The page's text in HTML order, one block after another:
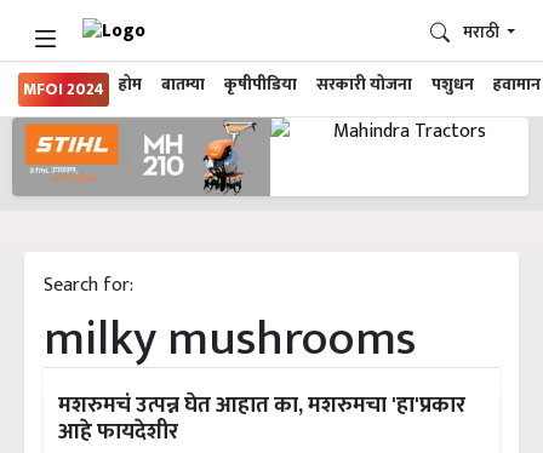
MFOI 2024 होम बातम्या कृषीपीडिया सरकारी योजना पशुधन हवामान
मराठी
Search for:
milky mushrooms
मशरुमचं उत्पन्न घेत आहात का, मशरुमचा 'हा'प्रकार
आहे फायदेशीर